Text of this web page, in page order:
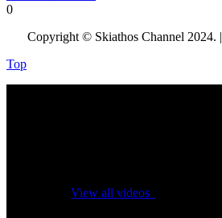
0
Copyright © Skiathos Channel 2024. |
Top
View all videos